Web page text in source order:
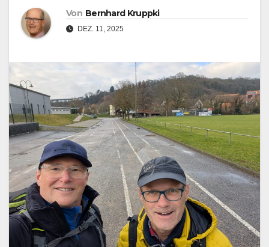
Von Bernhard Kruppki
DEZ. 11, 2025